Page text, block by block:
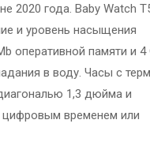
2020 года. Baby Watch
и уровень насыщения
оперативной памяти и 4
в воду. Часы с
1,3 дюйма и
цифровым временем или